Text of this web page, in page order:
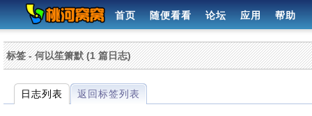
首页 随便看看 论坛 应用 帮助
标签 - 何以笙箫默 (1 篇日志)
日志列表 返回标签列表